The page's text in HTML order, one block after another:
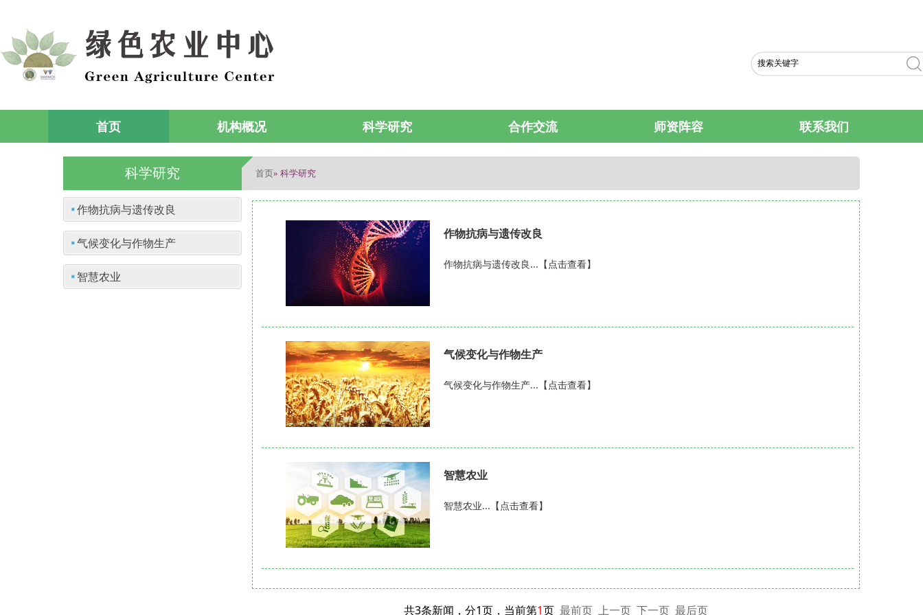
首页 机构概况 科学研究 合作交流 师资阵容 联系我们
科学研究 首页» 科学研究
作物抗病与遗传改良
气候变化与作物生产
智慧农业
作物抗病与遗传改良
作物抗病与遗传改良...【点击查看】
气候变化与作物生产
气候变化与作物生产...【点击查看】
智慧农业
智慧农业...【点击查看】
共3条新闻，分1页，当前第1页 最前页 上一页 下一页 最后页